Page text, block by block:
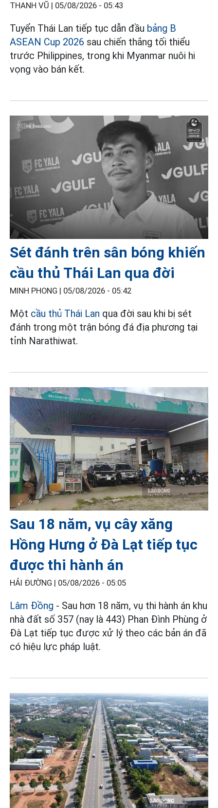
THANH VŨ | 05/08/2026 - 05:43
Tuyển Thái Lan tiếp tục dẫn đầu bảng B
ASEAN Cup 2026 sau chiến thắng tối thiểu
trước Philippines, trong khi Myanmar nuôi hi
vọng vào bán kết.
Sét đánh trên sân bóng khiến
cầu thủ Thái Lan qua đời
MINH PHONG | 05/08/2026 - 05:42
Một cầu thủ Thái Lan qua đời sau khi bị sét
đánh trong một trận bóng đá địa phương tại
tỉnh Narathiwat.
Sau 18 năm, vụ cây xăng
Hồng Hưng ở Đà Lạt tiếp tục
được thi hành án
HẢI ĐƯỜNG | 05/08/2026 - 05:05
Lâm Đồng - Sau hơn 18 năm, vụ thi hành án khu
nhà đất số 357 (nay là 443) Phan Đình Phùng ở
Đà Lạt tiếp tục được xử lý theo các bản án đã
có hiệu lực pháp luật.